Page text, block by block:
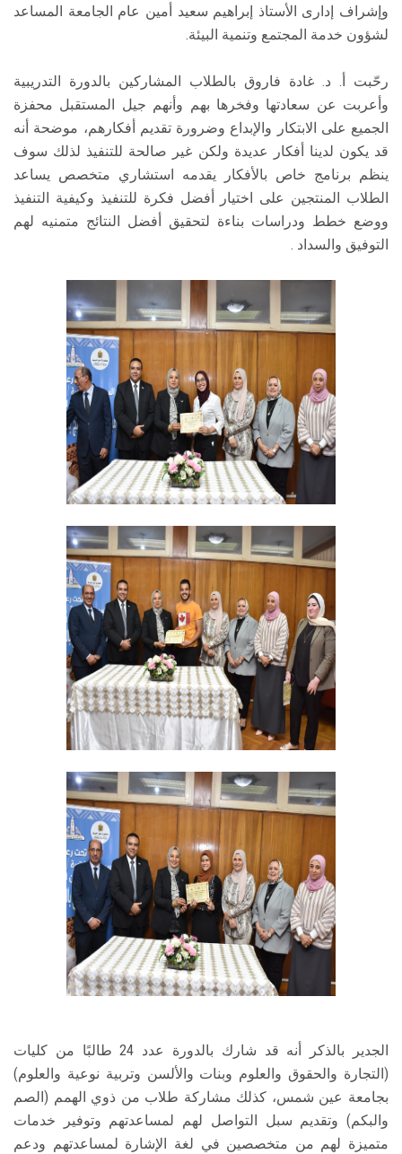
وإشراف إدارى الأستاذ إبراهيم سعيد أمين عام الجامعة المساعد
لشؤون خدمة المجتمع وتنمية البيئة.
رحّبت أ. د. غادة فاروق بالطلاب المشاركين بالدورة التدريبية
وأعربت عن سعادتها وفخرها بهم وأنهم جيل المستقبل محفزة
الجميع على الابتكار والإبداع وضرورة تقديم أفكارهم، موضحة أنه
قد يكون لدينا أفكار عديدة ولكن غير صالحة للتنفيذ لذلك سوف
ينظم برنامج خاص بالأفكار يقدمه استشاري متخصص يساعد
الطلاب المنتجين على اختيار أفضل فكرة للتنفيذ وكيفية التنفيذ
ووضع خطط ودراسات بناءة لتحقيق أفضل النتائج متمنيه لهم
التوفيق والسداد .
الجدير بالذكر أنه قد شارك بالدورة عدد 24 طالبًا من كليات
(التجارة والحقوق والعلوم وبنات والألسن وتربية نوعية والعلوم)
بجامعة عين شمس، كذلك مشاركة طلاب من ذوي الهمم (الصم
والبكم) وتقديم سبل التواصل لهم لمساعدتهم وتوفير خدمات
متميزة لهم من متخصصين في لغة الإشارة لمساعدتهم ودعم